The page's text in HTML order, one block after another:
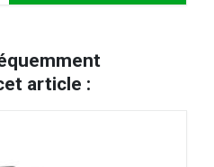
article :